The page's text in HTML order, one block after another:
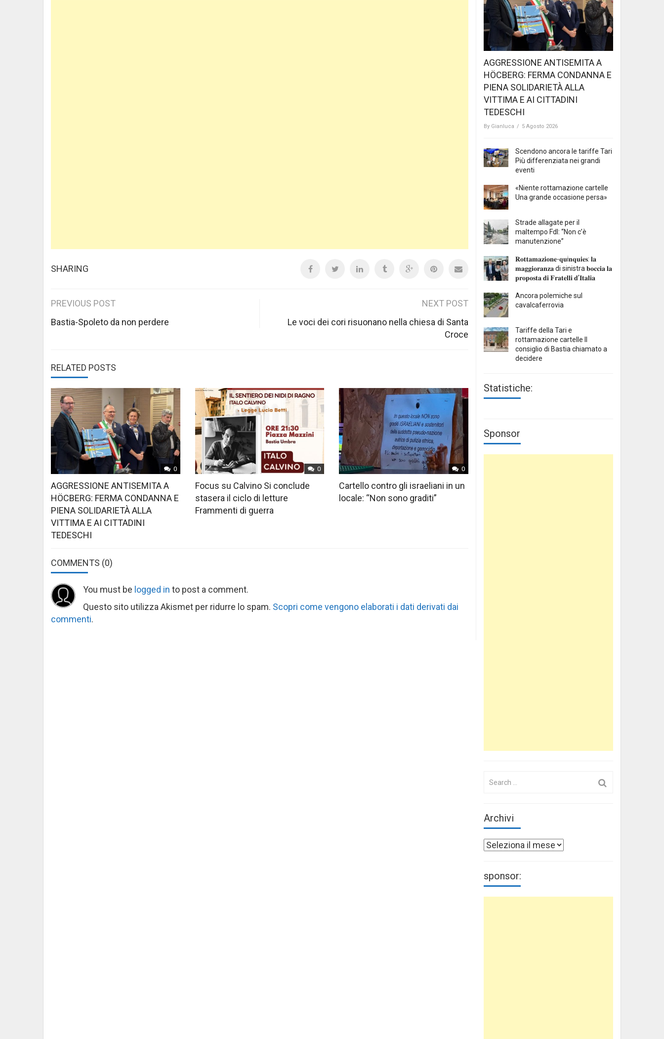
SHARING
Post
navigation
PREVIOUS POST
Bastia-Spoleto da non perdere
NEXT POST
Le voci dei cori risuonano nella chiesa di Santa
Croce
RELATED POSTS
0
AGGRESSIONE ANTISEMITA A
HÖCBERG: FERMA CONDANNA E
PIENA SOLIDARIETÀ ALLA
VITTIMA E AI CITTADINI
TEDESCHI
0
Focus su Calvino Si conclude
stasera il ciclo di letture
Frammenti di guerra
0
Cartello contro gli israeliani in un
locale: “Non sono graditi”
COMMENTS (0)
You must be logged in to post a comment.
Questo sito utilizza Akismet per ridurre lo spam. Scopri come vengono elaborati i dati derivati dai
commenti.
AGGRESSIONE ANTISEMITA A
HÖCBERG: FERMA CONDANNA E
PIENA SOLIDARIETÀ ALLA
VITTIMA E AI CITTADINI
TEDESCHI
By Gianluca / 5 Agosto 2026
Scendono ancora le tariffe Tari
Più differenziata nei grandi
eventi
«Niente rottamazione cartelle
Una grande occasione persa»
Strade allagate per il
maltempo FdI: “Non c’è
manutenzione”
𝐑𝐨𝐭𝐭𝐚𝐦𝐚𝐳𝐢𝐨𝐧𝐞-𝐪𝐮i𝐧𝐪𝐮𝐢𝐞𝐬: 𝐥𝐚
𝐦𝐚𝐠𝐠𝐢𝐨𝐫𝐚𝐧𝐳𝐚 di sinistra 𝐛𝐨𝐜𝐜𝐢𝐚 𝐥𝐚
𝐩𝐫𝐨𝐩𝐨𝐬𝐭𝐚 𝐝𝐢 𝐅𝐫𝐚𝐭𝐞𝐥𝐥𝐢 𝐝’𝐈𝐭𝐚𝐥𝐢𝐚
Ancora polemiche sul
cavalcaferrovia
Tariffe della Tari e
rottamazione cartelle Il
consiglio di Bastia chiamato a
decidere
Statistiche:
Sponsor
Archivi
Archivi
sponsor: